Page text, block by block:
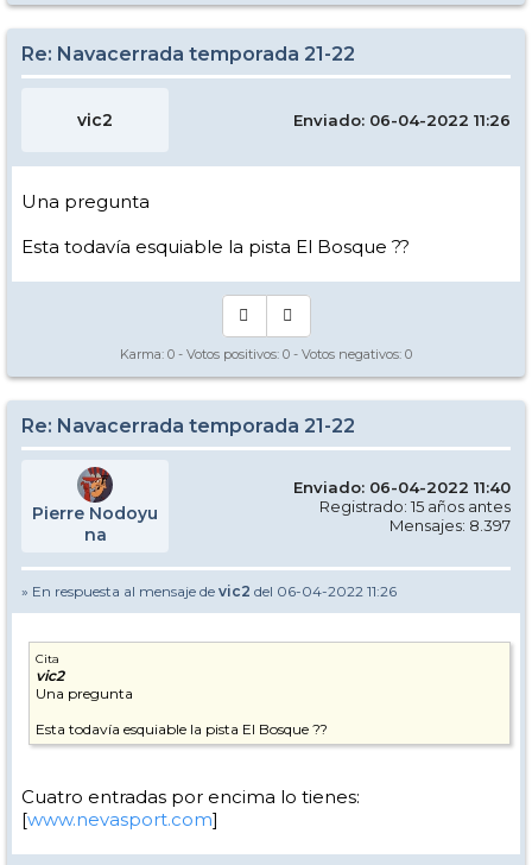
Re: Navacerrada temporada 21-22
vic2 Enviado: 06-04-2022 11:26
Una pregunta
Esta todavía esquiable la pista El Bosque ??
Karma: 0 - Votos positivos: 0 - Votos negativos: 0
Re: Navacerrada temporada 21-22
Pierre Nodoyu
na
Enviado: 06-04-2022 11:40
Registrado: 15 años antes
Mensajes: 8.397
» En respuesta al mensaje de vic2 del 06-04-2022 11:26
Cita
vic2
Una pregunta
Esta todavía esquiable la pista El Bosque ??
Cuatro entradas por encima lo tienes:
[www.nevasport.com]